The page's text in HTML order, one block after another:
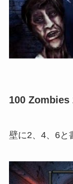
100 Zombies
壁に2、4、6と